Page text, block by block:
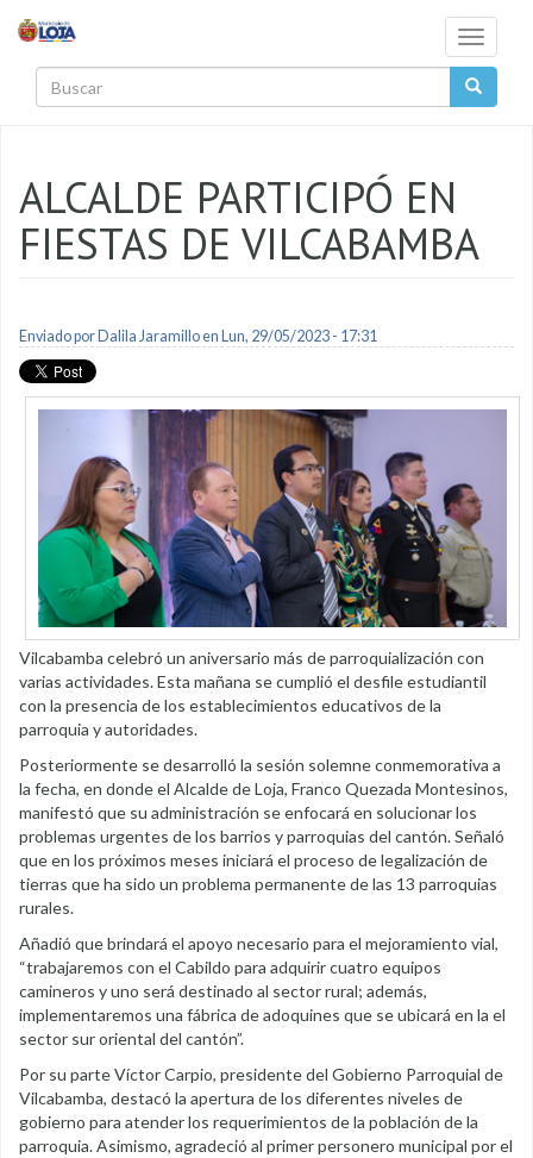
Toggle
ALCALDE PARTICIPÓ EN
FIESTAS DE VILCABAMBA
Enviado por Dalila Jaramilloen Lun, 29/05/2023 - 17:31
Vilcabamba celebró un aniversario más de parroquialización con
varias actividades. Esta mañana se cumplió el desfile estudiantil
con la presencia de los establecimientos educativos de la
parroquia y autoridades.
Posteriormente se desarrolló la sesión solemne conmemorativa a
la fecha, en donde el Alcalde de Loja, Franco Quezada Montesinos,
manifestó que su administración se enfocará en solucionar los
problemas urgentes de los barrios y parroquias del cantón. Señaló
que en los próximos meses iniciará el proceso de legalización de
tierras que ha sido un problema permanente de las 13 parroquias
rurales.
Añadió que brindará el apoyo necesario para el mejoramiento vial,
“trabajaremos con el Cabildo para adquirir cuatro equipos
camineros y uno será destinado al sector rural; además,
implementaremos una fábrica de adoquines que se ubicará en la el
sector sur oriental del cantón”.
Por su parte Víctor Carpio, presidente del Gobierno Parroquial de
Vilcabamba, destacó la apertura de los diferentes niveles de
gobierno para atender los requerimientos de la población de la
parroquia. Asimismo, agradeció al primer personero municipal por el